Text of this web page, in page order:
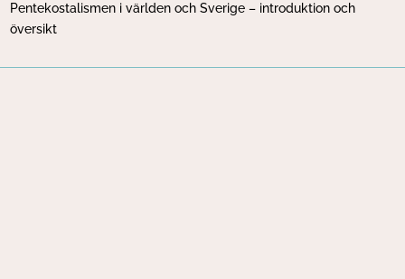
Pentekostalismen i världen och Sverige – introduktion och
översikt